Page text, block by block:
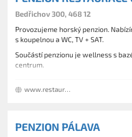
Bedřichov 300, 468 12
Provozujeme horský penzion.
s koupelnou a WC, TV + SAT.
Součástí penzionu je wellness s
centrum.
www.restaurace-uko.cz
PENZION PÁLAVA